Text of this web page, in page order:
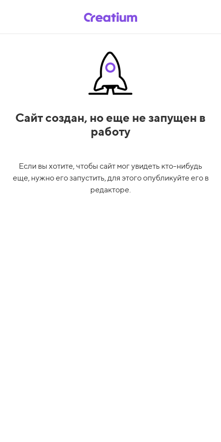
Сайт создан, но еще не запущен в
работу
Если вы хотите, чтобы сайт мог увидеть кто-нибудь
еще, нужно его запустить, для этого опубликуйте его в
редакторе.